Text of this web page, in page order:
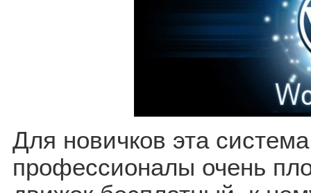
Для новичков эта
профессионалы очень